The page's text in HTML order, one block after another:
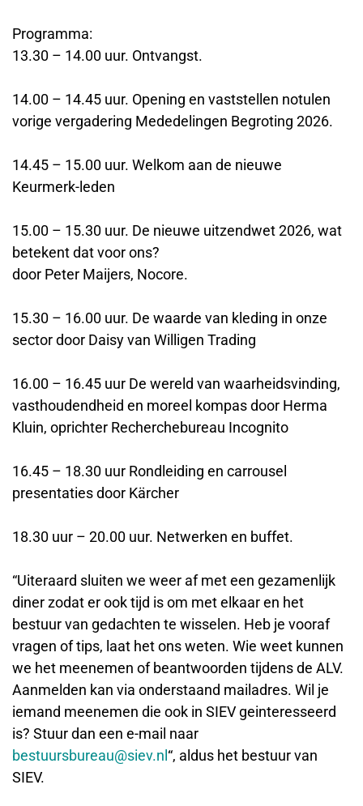
Programma:
13.30 – 14.00 uur. Ontvangst.
14.00 – 14.45 uur. Opening en vaststellen notulen
vorige vergadering Mededelingen Begroting 2026.
14.45 – 15.00 uur. Welkom aan de nieuwe
Keurmerk-leden
15.00 – 15.30 uur. De nieuwe uitzendwet 2026, wat
betekent dat voor ons?
door Peter Maijers, Nocore.
15.30 – 16.00 uur. De waarde van kleding in onze
sector door Daisy van Willigen Trading
16.00 – 16.45 uur De wereld van waarheidsvinding,
vasthoudendheid en moreel kompas door Herma
Kluin, oprichter Recherchebureau Incognito
16.45 – 18.30 uur Rondleiding en carrousel
presentaties door Kärcher
18.30 uur – 20.00 uur. Netwerken en buffet.
“Uiteraard sluiten we weer af met een gezamenlijk
diner zodat er ook tijd is om met elkaar en het
bestuur van gedachten te wisselen. Heb je vooraf
vragen of tips, laat het ons weten. Wie weet kunnen
we het meenemen of beantwoorden tijdens de ALV.
Aanmelden kan via onderstaand mailadres. Wil je
iemand meenemen die ook in SIEV geinteresseerd
is? Stuur dan een e-mail naar
bestuursbureau@siev.nl “, aldus het bestuur van
SIEV.